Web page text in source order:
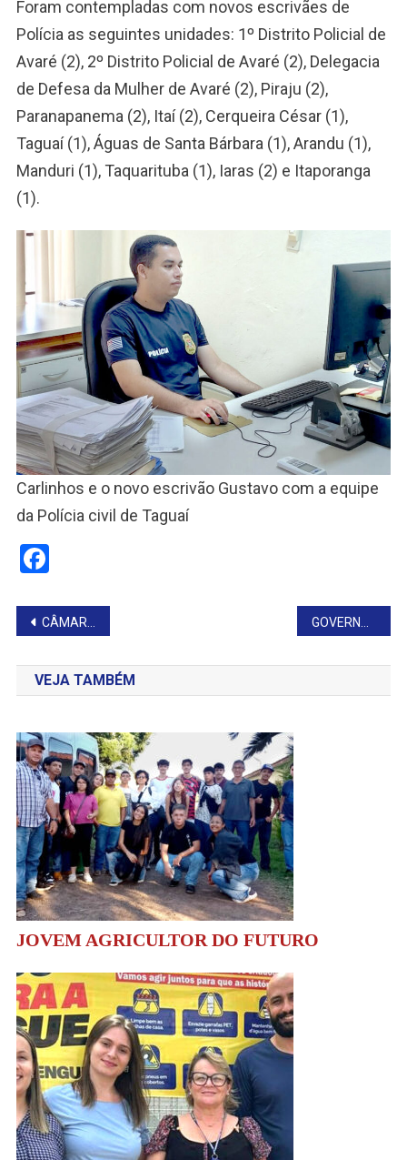
Foram contempladas com novos escrivães de
Polícia as seguintes unidades: 1º Distrito Policial de
Avaré (2), 2º Distrito Policial de Avaré (2), Delegacia
de Defesa da Mulher de Avaré (2), Piraju (2),
Paranapanema (2), Itaí (2), Cerqueira César (1),
Taguaí (1), Águas de Santa Bárbara (1), Arandu (1),
Manduri (1), Taquarituba (1), Iaras (2) e Itaporanga
(1).
Carlinhos e o novo escrivão Gustavo com a equipe
da Polícia civil de Taguaí
Facebook
Navegação
de
Post
CÂMARA DE TIMBURI DEVOLVE MAIS DE R$ 200 MIL À PREFEITURA
VEJA TAMBÉM
JOVEM AGRICULTOR DO FUTURO